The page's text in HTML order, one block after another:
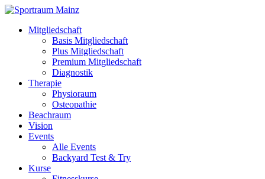
Mitgliedschaft
Basis Mitgliedschaft
Plus Mitgliedschaft
Premium Mitgliedschaft
Diagnostik
Therapie
Physioraum
Osteopathie
Beachraum
Vision
Events
Alle Events
Backyard Test & Try
Kurse